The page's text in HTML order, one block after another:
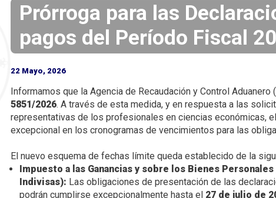
c
o
n
t
i
d
o
r
i
n
Prórroga para las
pagos del Período Fiscal
22 Mayo, 2026
Informamos que la Agencia de Recaudación y Control Aduanero
5851/2026. A través de esta medida, y en respuesta a las
representativas de los profesionales en ciencias económicas,
excepcional en los cronogramas de vencimientos para las
El nuevo esquema de fechas límite queda establecido de la
Impuesto a las Ganancias y sobre los Bienes
Indivisas): Las obligaciones de presentación de las
podrán cumplirse excepcionalmente hasta el 27 de julio de